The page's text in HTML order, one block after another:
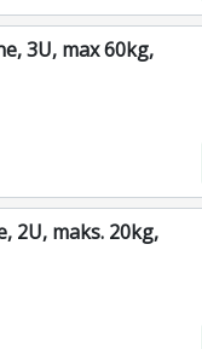
3U, max 60kg,
2U, maks. 20kg,